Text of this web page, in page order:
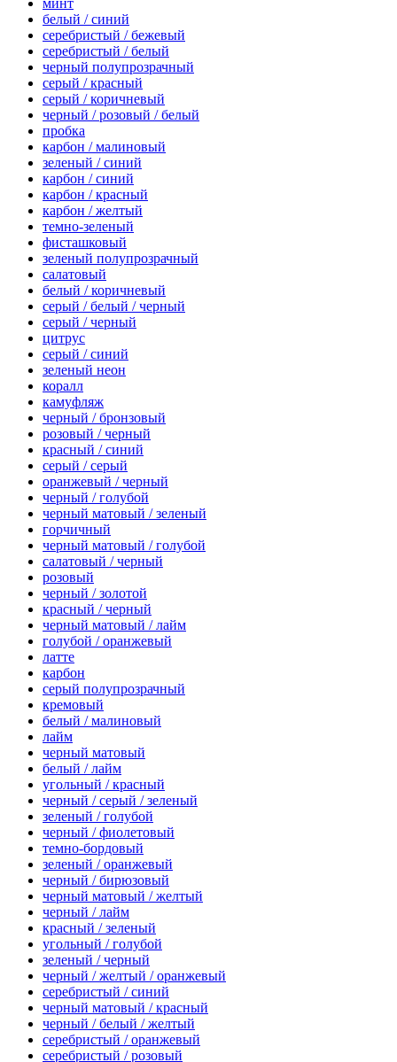
минт
белый / синий
серебристый / бежевый
серебристый / белый
черный полупрозрачный
серый / красный
серый / коричневый
черный / розовый / белый
пробка
карбон / малиновый
зеленый / синий
карбон / синий
карбон / красный
карбон / желтый
темно-зеленый
фисташковый
зеленый полупрозрачный
салатовый
белый / коричневый
серый / белый / черный
серый / черный
цитрус
серый / синий
зеленый неон
коралл
камуфляж
черный / бронзовый
розовый / черный
красный / синий
серый / серый
оранжевый / черный
черный / голубой
черный матовый / зеленый
горчичный
черный матовый / голубой
салатовый / черный
розовый
черный / золотой
красный / черный
черный матовый / лайм
голубой / оранжевый
латте
карбон
серый полупрозрачный
кремовый
белый / малиновый
лайм
черный матовый
белый / лайм
угольный / красный
черный / серый / зеленый
зеленый / голубой
черный / фиолетовый
темно-бордовый
зеленый / оранжевый
черный / бирюзовый
черный матовый / желтый
черный / лайм
красный / зеленый
угольный / голубой
зеленый / черный
черный / желтый / оранжевый
серебристый / синий
черный матовый / красный
черный / белый / желтый
серебристый / оранжевый
серебристый / розовый